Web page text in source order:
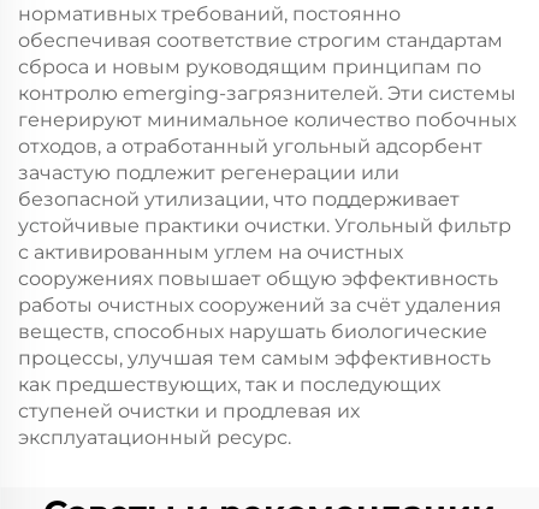
нормативных требований, постоянно
обеспечивая соответствие строгим стандартам
сброса и новым руководящим принципам по
контролю emerging-загрязнителей. Эти системы
генерируют минимальное количество побочных
отходов, а отработанный угольный адсорбент
зачастую подлежит регенерации или
безопасной утилизации, что поддерживает
устойчивые практики очистки. Угольный фильтр
с активированным углем на очистных
сооружениях повышает общую эффективность
работы очистных сооружений за счёт удаления
веществ, способных нарушать биологические
процессы, улучшая тем самым эффективность
как предшествующих, так и последующих
ступеней очистки и продлевая их
эксплуатационный ресурс.